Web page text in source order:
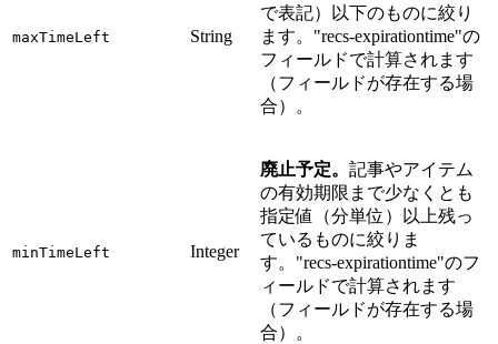
maxTimeLeft String
で表記）以下のものに絞り
ます。"recs-expirationtime"の
フィールドで計算されます
（フィールドが存在する場
合）。
minTimeLeft Integer
廃止予定。 記事やアイテム
の有効期限まで少なくとも
指定値（分単位）以上残っ
ているものに絞りま
す。"recs-expirationtime"のフ
ィールドで計算されます
（フィールドが存在する場
合）。